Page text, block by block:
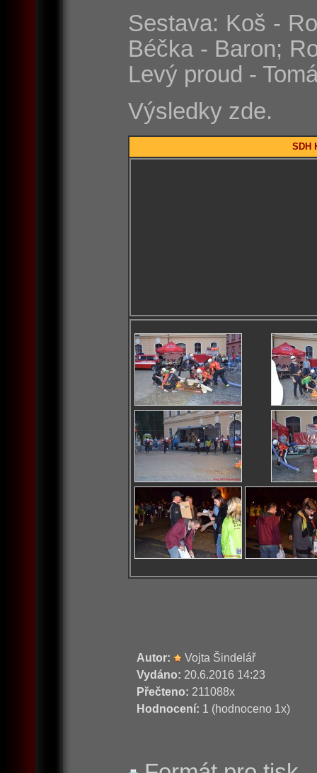
Sestava: Koš -
Béčka - Baron;
Levý proud -
Výsledky zde.
SDH
Autor:
Vojta Šindelář
Vydáno: 20.6.2016 14:23
Přečteno: 211088x
Hodnocení: 1 (hodnoceno 1x)